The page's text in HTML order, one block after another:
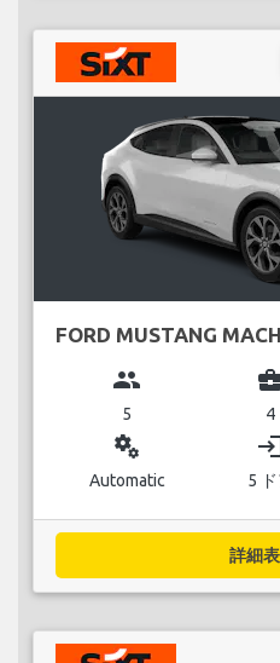
FORD MUSTANG
group
5 4
miscellaneous_services
Automatic 5
詳細